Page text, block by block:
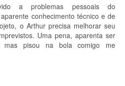
a problemas pessoais do
conhecimento técnico e de
o Arthur precisa melhorar seu
Uma pena, aparenta ser
mas pisou na bola comigo me